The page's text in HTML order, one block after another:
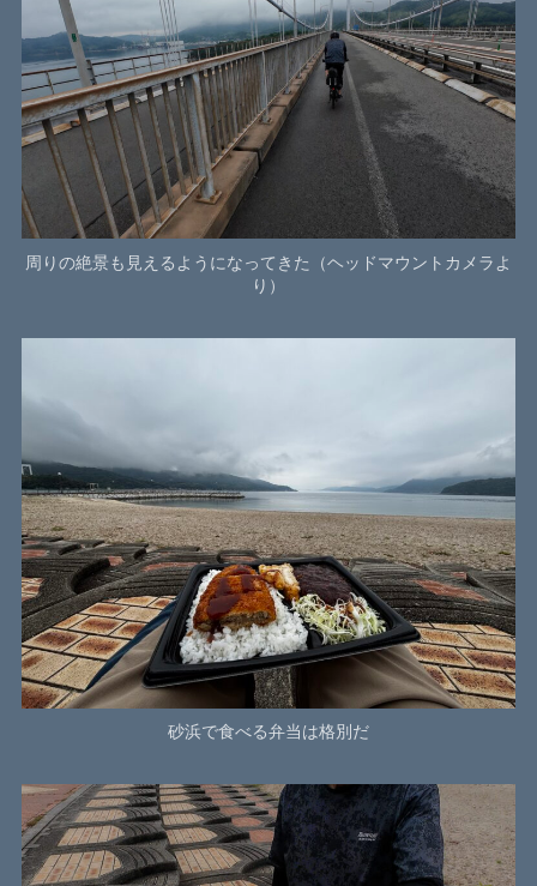
周りの絶景も見えるようになってきた（ヘッドマウントカメラよ
り）
砂浜で食べる弁当は格別だ